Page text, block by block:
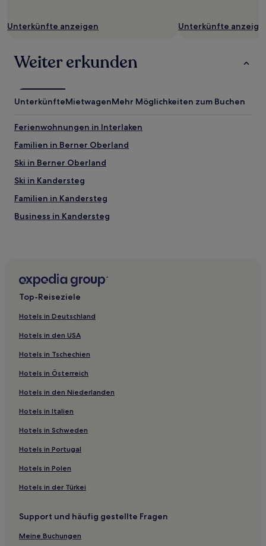
Unterkünfte anzeigen Unterkünfte
Weiter erkunden
UnterkünfteMietwagenMehr Möglichkeiten zum Buchen
Ferienwohnungen in Interlaken
Familien in Berner Oberland
Ski in Berner Oberland
Ski in Kandersteg
Familien in Kandersteg
Business in Kandersteg
Familien in Lauterbrunnen
Business in Lauterbrunnen
Haustierfreundliche in Sigriswil
Hotels mit Parkplatz in Sigriswil
Familien in Interlaken
Haustierfreundliche in Wengen
Hotels mit Küchenzeile in Wengen
Familien in Wengen
Haustierfreundliche in Thun
Business in Matten bei Interlaken
Haustierfreundliche in Matten bei Interlaken
Hotels mit inbegriffenem Frühstück in Mürren
Ski in Mürren
Hotels mit Wellnessbereich in Mürren
Top-Reiseziele
Hotels in Deutschland
Hotels in den USA
Hotels in Tschechien
Hotels in Österreich
Hotels in den Niederlanden
Hotels in Italien
Hotels in Schweden
Hotels in Portugal
Hotels in Polen
Hotels in der Türkei
Support und häufig gestellte Fragen
Meine Buchungen